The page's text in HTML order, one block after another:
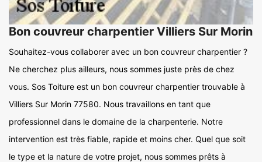
Bon couvreur charpentier Villiers Sur Morin
Souhaitez-vous collaborer avec un bon couvreur charpentier ?
Ne cherchez plus ailleurs, nous sommes juste près de chez
vous. Sos Toiture est un bon couvreur charpentier trouvable à
Villiers Sur Morin 77580. Nous travaillons en tant que
professionnel dans le domaine de la charpenterie. Notre
intervention est très fiable, rapide et moins cher. Quel que soit
le type et la nature de votre projet, nous sommes prêts à